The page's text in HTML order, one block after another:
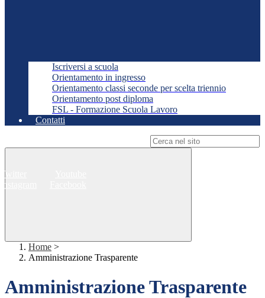
Iscriversi a scuola
Orientamento in ingresso
Orientamento classi seconde per scelta triennio
Orientamento post diploma
FSL - Formazione Scuola Lavoro
Contatti
Twitter
Instagram
Home >
Amministrazione Trasparente
Amministrazione Trasparente